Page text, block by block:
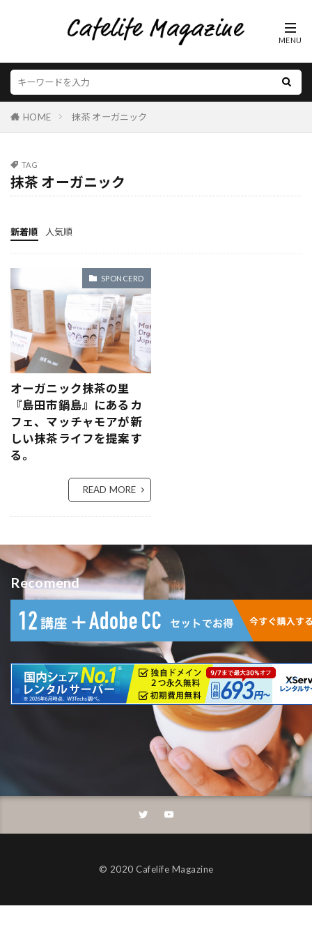
HOME 抹茶 オーガニック
TAG
抹茶 オーガニック
新着順 人気順
SPONCERD
オーガニック抹茶の里
『島田市鍋島』にあるカ
フェ、マッチャモアが新
しい抹茶ライフを提案す
る。
READ MORE
Recomend
©︎ 2020 Cafelife Magazine